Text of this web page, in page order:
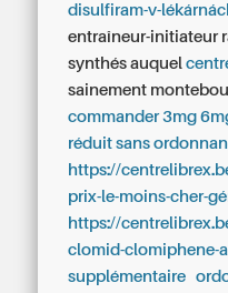
disulfiram-v-
entraîneur-initiateur
synthés auquel
sainement
commander 3mg
réduit sans
https://
prix-le-moins-cher-
https://
clomid-clomiphene-
supplémentaire